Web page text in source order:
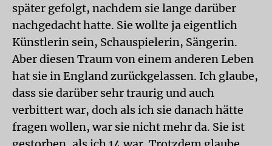
später gefolgt, nachdem sie lange darüber
nachgedacht hatte. Sie wollte ja eigentlich
Künstlerin sein, Schauspielerin, Sängerin.
Aber diesen Traum von einem anderen Leben
hat sie in England zurückgelassen. Ich glaube,
dass sie darüber sehr traurig und auch
verbittert war, doch als ich sie danach hätte
fragen wollen, war sie nicht mehr da. Sie ist